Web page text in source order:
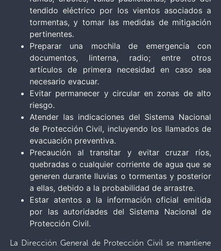
tendido eléctrico por los vientos asociados a
tormentas, y tomar las medidas de mitigación
pertinentes.
Preparar una mochila de emergencia con
documentos, linterna, radio; entre otros
artículos de primera necesidad en caso sea
necesario evacuar.
Evitar permanecer y circular en zonas de alto
riesgo.
Atender las indicaciones del Sistema Nacional
de Protección Civil, incluyendo los llamados de
evacuación preventiva.
Precaución al transitar y evitar cruzar ríos,
quebradas o cualquier corriente de agua que se
generen durante lluvias o tormentas y posterior
a ellas, debido a la probabilidad de arrastre.
Estar atentos a la información oficial emitida
por las autoridades del Sistema Nacional de
Protección Civil.
La Dirección General de Protección Civil se mantiene